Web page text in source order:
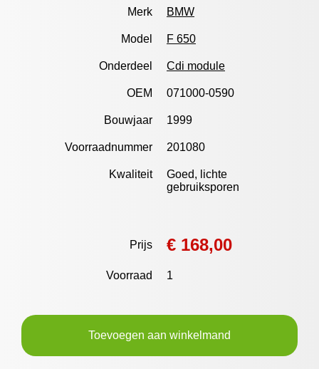
Merk BMW
Model F 650
Onderdeel Cdi module
OEM 071000-0590
Bouwjaar 1999
Voorraadnummer 201080
Kwaliteit
Goed, lichte
gebruiksporen
Prijs € 168,00
Voorraad 1
Toevoegen aan winkelmand